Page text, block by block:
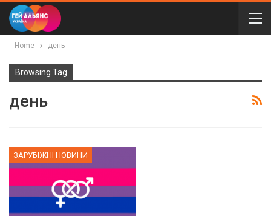
Home день
Browsing Tag
день
ЗАРУБІЖНІ НОВИНИ